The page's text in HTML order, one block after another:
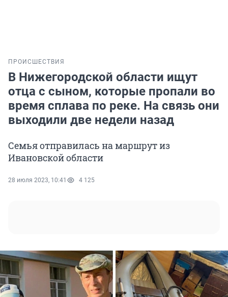
ПРОИСШЕСТВИЯ
В Нижегородской области ищут
отца с сыном, которые пропали во
время сплава по реке. На связь они
выходили две недели назад
Семья отправилась на маршрут из
Ивановской области
28 июля 2023, 10:41 4 125